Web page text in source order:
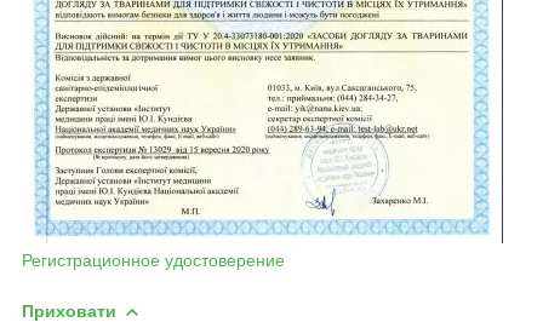
Регистрационное удостоверение
Приховати